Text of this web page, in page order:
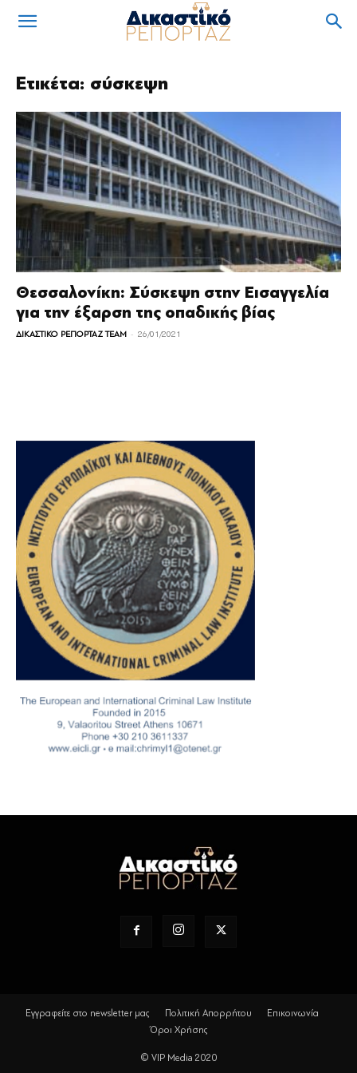
Ετικέτα: σύσκεψη
Θεσσαλονίκη: Σύσκεψη στην Εισαγγελία
για την έξαρση της οπαδικής βίας
ΔΙΚΑΣΤΙΚΟ ΡΕΠΟΡΤΑΖ TEAM - 26/01/2021
Εγγραφείτε στο newsletter μας Πολιτική Απορρήτου
Επικοινωνία
Όροι Χρήσης
© VIP Media 2020